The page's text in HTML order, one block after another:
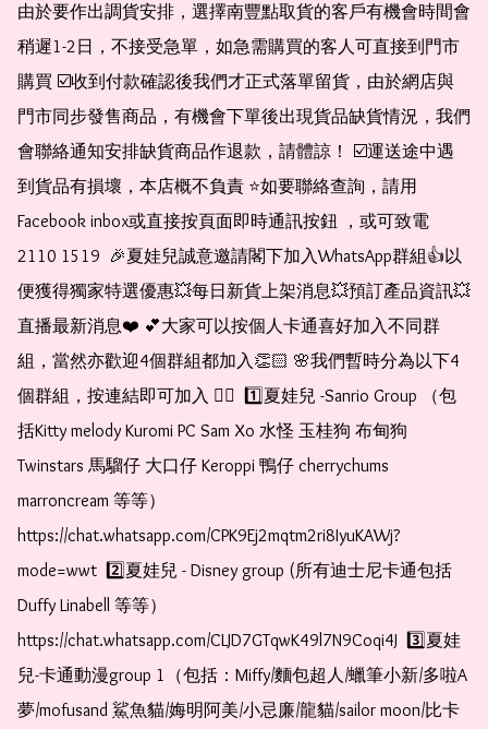
由於要作出調貨安排，選擇南豐點取貨的客戶有機會時間會
稍遲1-2日，不接受急單，如急需購買的客人可直接到門市
購買 ☑️收到付款確認後我們才正式落單留貨，由於網店與
門市同步發售商品，有機會下單後出現貨品缺貨情況，我們
會聯絡通知安排缺貨商品作退款，請體諒！ ☑️運送途中遇
到貨品有損壞，本店概不負責 ⭐️如要聯絡查詢，請用
Facebook inbox或直接按頁面即時通訊按鈕 ，或可致電
2110 1519  🎉夏娃兒誠意邀請閣下加入WhatsApp群組👍以
便獲得獨家特選優惠💥每日新貨上架消息💥預訂產品資訊💥
直播最新消息❤️ 💕大家可以按個人卡通喜好加入不同群
組，當然亦歡迎4個群組都加入👏🏻 🌸我們暫時分為以下4
個群組，按連結即可加入 👇🏻  1️⃣夏娃兒 -Sanrio Group （包
括Kitty melody Kuromi PC Sam Xo 水怪 玉桂狗 布甸狗
Twinstars 馬騮仔 大口仔 Keroppi 鴨仔 cherrychums
marroncream 等等）
https://chat.whatsapp.com/CPK9Ej2mqtm2ri8IyuKAWj?
mode=wwt  2️⃣夏娃兒 - Disney group (所有迪士尼卡通包括
Duffy Linabell 等等）
https://chat.whatsapp.com/CLJD7GTqwK49l7N9Coqi4J  3️⃣夏娃
兒-卡通動漫group 1（包括：Miffy/麵包超人/蠟筆小新/多啦A
夢/mofusand 鯊魚貓/娒明阿美/小忌廉/龍貓/sailor moon/比卡